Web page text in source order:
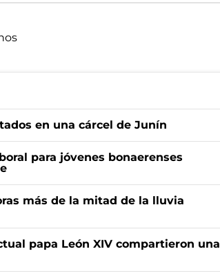
en una cárcel de Junín
para jóvenes bonaerenses
más de la mitad de la lluvia
papa León XIV compartieron una